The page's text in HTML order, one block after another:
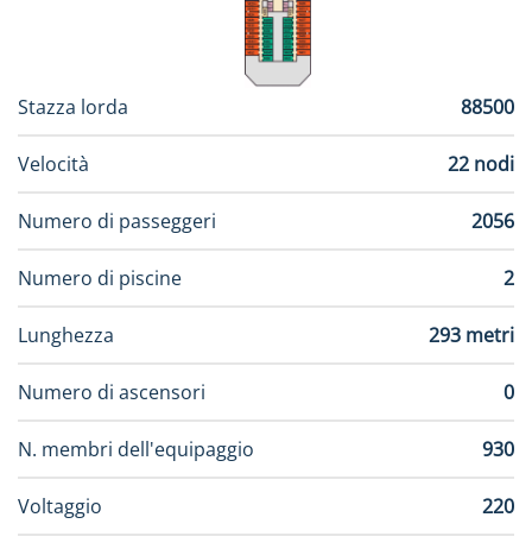
Stazza lorda 88500
Velocità 22 nodi
Numero di passeggeri 2056
Numero di piscine 2
Lunghezza 293 metri
Numero di ascensori 0
N. membri dell'equipaggio 930
Voltaggio 220